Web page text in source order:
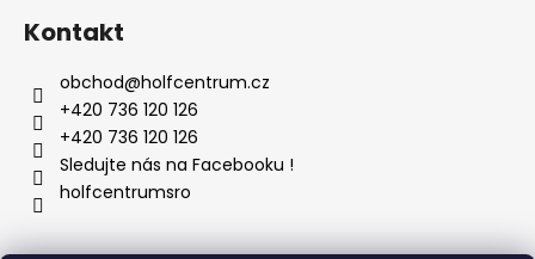
Kontakt
obchod@holfcentrum.cz
+420 736 120 126
+420 736 120 126
Sledujte nás na Facebooku !
holfcentrumsro